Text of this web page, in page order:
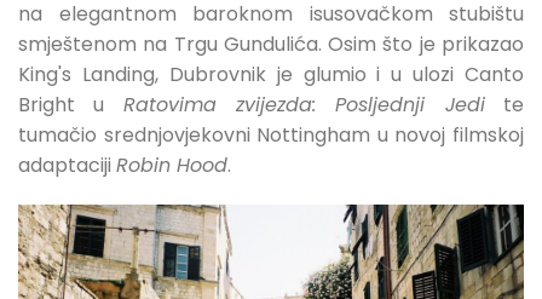
na elegantnom baroknom isusovačkom stubištu
smještenom na Trgu Gundulića. Osim što je prikazao
King's Landing, Dubrovnik je glumio i u ulozi Canto
Bright u Ratovima zvijezda: Posljednji Jedite
tumačio srednjovjekovni Nottingham u novoj filmskoj
adaptaciji Robin Hood.